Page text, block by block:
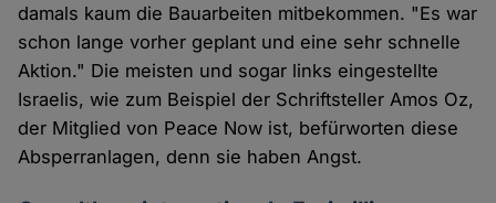
damals kaum die Bauarbeiten mitbekommen. "Es war
schon lange vorher geplant und eine sehr schnelle
Aktion." Die meisten und sogar links eingestellte
Israelis, wie zum Beispiel der Schriftsteller Amos Oz,
der Mitglied von Peace Now ist, befürworten diese
Absperranlagen, denn sie haben Angst.